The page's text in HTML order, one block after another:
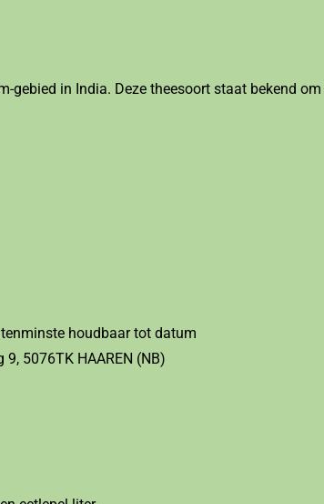
gebied in India. Deze theesoort staat bekend
houdbaar tot datum
5076TK HAAREN (NB)